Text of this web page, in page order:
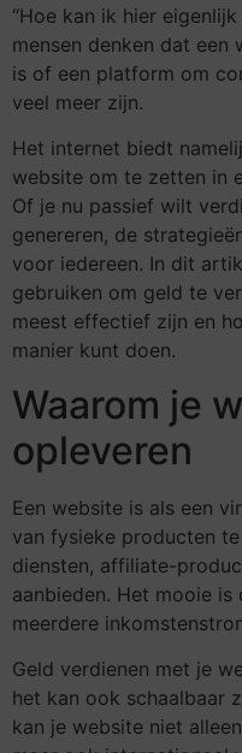
“Hoe kan ik hier
mensen denken dat een
is of een platform om
veel meer zijn.
Het internet biedt
website om te zetten in
Of je nu passief wilt
genereren, de
voor iedereen. In dit
gebruiken om geld te
meest effectief zijn en
manier kunt doen.
Waarom je
opleveren
Een website is als een
van fysieke producten
diensten, affiliate-
aanbieden. Het mooie
meerdere
Geld verdienen met je
het kan ook schaalbaar
kan je website niet